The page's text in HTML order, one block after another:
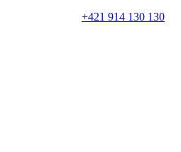
+421 914 130 130